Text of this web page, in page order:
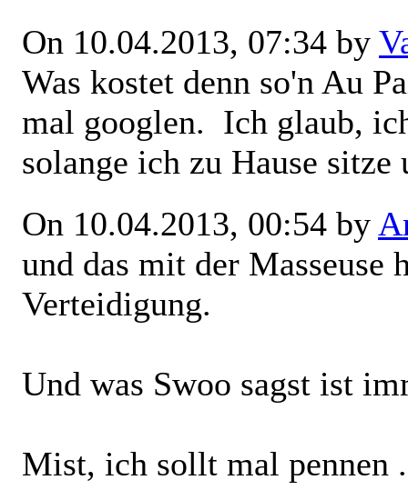
On 10.04.2013, 07:34 by
Was kostet denn so'n Au
mal googlen. Ich glaub,
solange ich zu Hause
On 10.04.2013, 00:54 by
und das mit der Masseuse
Verteidigung.
Und was Swoo sagst ist
Mist, ich sollt mal pennen